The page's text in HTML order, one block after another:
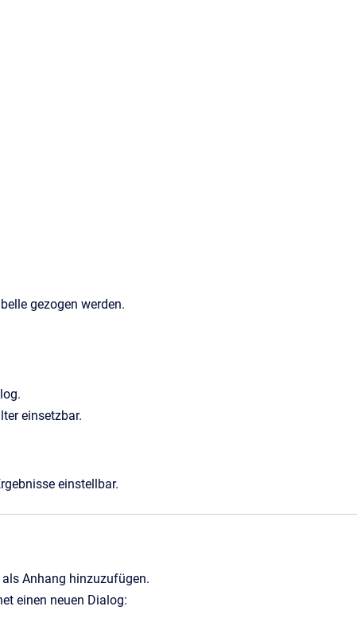
gezogen werden.
einsetzbar.
einstellbar.
Anhang hinzuzufügen.
einen neuen Dialog: